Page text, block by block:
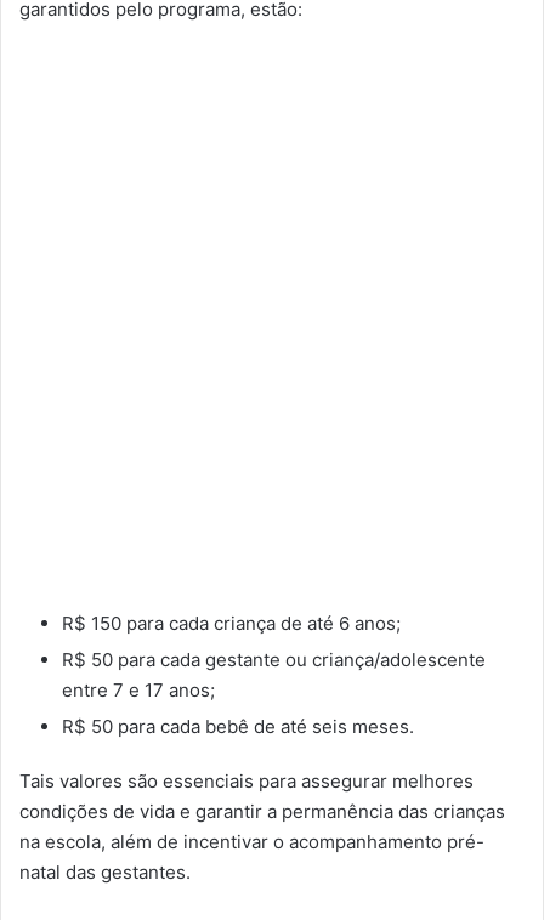
garantidos pelo programa, estão:
R$ 150 para cada criança de até 6 anos;
R$ 50 para cada gestante ou criança/adolescente
entre 7 e 17 anos;
R$ 50 para cada bebê de até seis meses.
Tais valores são essenciais para assegurar melhores
condições de vida e garantir a permanência das crianças
na escola, além de incentivar o acompanhamento pré-
natal das gestantes.